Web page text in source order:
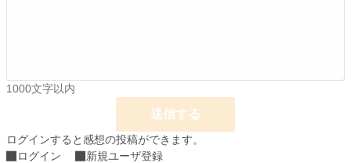
1000文字以内
送信する
ログインすると感想の投稿ができます。
ログイン
新規ユーザ登録